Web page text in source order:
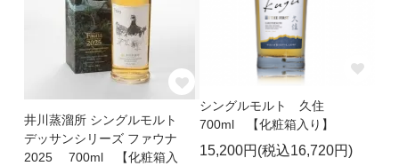
井川蒸溜所 シングルモルト
デッサンシリーズ ファウナ
2025 700ml 【化粧箱入
シングルモルト 久住
700ml 【化粧箱入り】
15,200円(税込16,720円)